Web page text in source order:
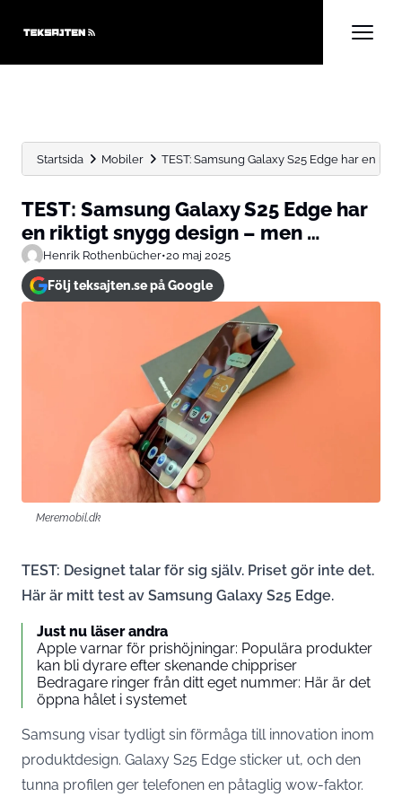
Startsida Mobiler TEST: Samsung Galaxy S25 Edge har en
TEST: Samsung Galaxy S25 Edge har
en riktigt snygg design – men …
Henrik Rothenbücher•20 maj 2025
Följ teksajten.se på Google
Meremobil.dk
TEST: Designet talar för sig själv. Priset gör inte det.
Här är mitt test av Samsung Galaxy S25 Edge.
Just nu läser andra
Apple varnar för prishöjningar: Populära produkter
kan bli dyrare efter skenande chippriser
Bedragare ringer från ditt eget nummer: Här är det
öppna hålet i systemet
Samsung visar tydligt sin förmåga till innovation inom
produktdesign. Galaxy S25 Edge sticker ut, och den
tunna profilen ger telefonen en påtaglig wow-faktor.